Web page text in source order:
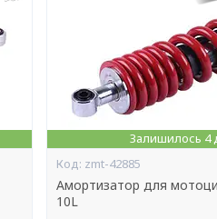
Залишилось 4
zmt-42885
Амортизатор для
10L